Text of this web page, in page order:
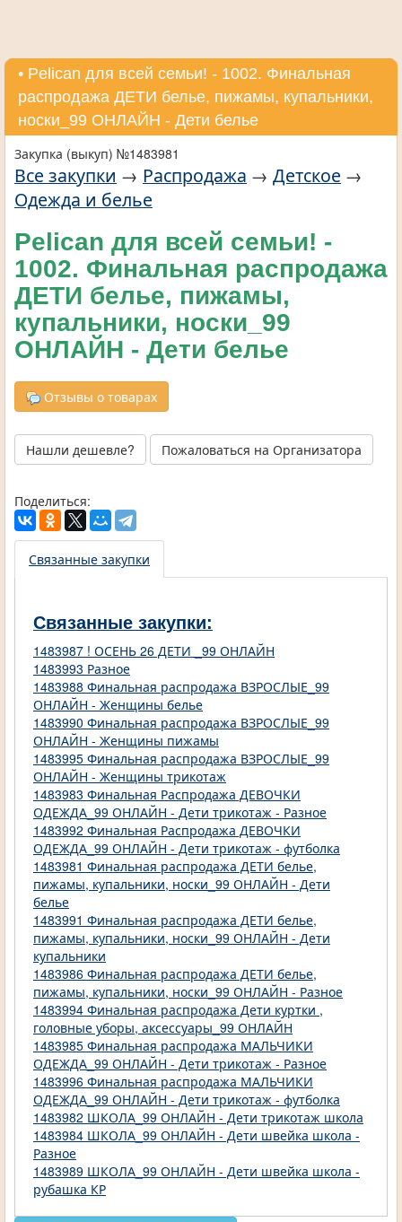
• Pelican для всей семьи! - 1002. Финальная
распродажа ДЕТИ белье, пижамы, купальники,
носки_99 ОНЛАЙН - Дети белье
Закупка (выкуп) №1483981
Все закупки → Распродажа → Детское →
Одежда и белье
Pelican для всей семьи! -
1002. Финальная распродажа
ДЕТИ белье, пижамы,
купальники, носки_99
ОНЛАЙН - Дети белье
Отзывы о товарах
Нашли дешевле? Пожаловаться на Организатора
Поделиться:
Связанные закупки
Связанные закупки:
1483987 ! ОСЕНЬ 26 ДЕТИ _99 ОНЛАЙН
1483993 Разное
1483988 Финальная распродажа ВЗРОСЛЫЕ_99
ОНЛАЙН - Женщины белье
1483990 Финальная распродажа ВЗРОСЛЫЕ_99
ОНЛАЙН - Женщины пижамы
1483995 Финальная распродажа ВЗРОСЛЫЕ_99
ОНЛАЙН - Женщины трикотаж
1483983 Финальная Распродажа ДЕВОЧКИ
ОДЕЖДА_99 ОНЛАЙН - Дети трикотаж - Разное
1483992 Финальная Распродажа ДЕВОЧКИ
ОДЕЖДА_99 ОНЛАЙН - Дети трикотаж - футболка
1483981 Финальная распродажа ДЕТИ белье,
пижамы, купальники, носки_99 ОНЛАЙН - Дети
белье
1483991 Финальная распродажа ДЕТИ белье,
пижамы, купальники, носки_99 ОНЛАЙН - Дети
купальники
1483986 Финальная распродажа ДЕТИ белье,
пижамы, купальники, носки_99 ОНЛАЙН - Разное
1483994 Финальная распродажа Дети куртки ,
головные уборы, аксессуары_99 ОНЛАЙН
1483985 Финальная распродажа МАЛЬЧИКИ
ОДЕЖДА_99 ОНЛАЙН - Дети трикотаж - Разное
1483996 Финальная распродажа МАЛЬЧИКИ
ОДЕЖДА_99 ОНЛАЙН - Дети трикотаж - футболка
1483982 ШКОЛА_99 ОНЛАЙН - Дети трикотаж школа
1483984 ШКОЛА_99 ОНЛАЙН - Дети швейка школа -
Разное
1483989 ШКОЛА_99 ОНЛАЙН - Дети швейка школа -
рубашка КР